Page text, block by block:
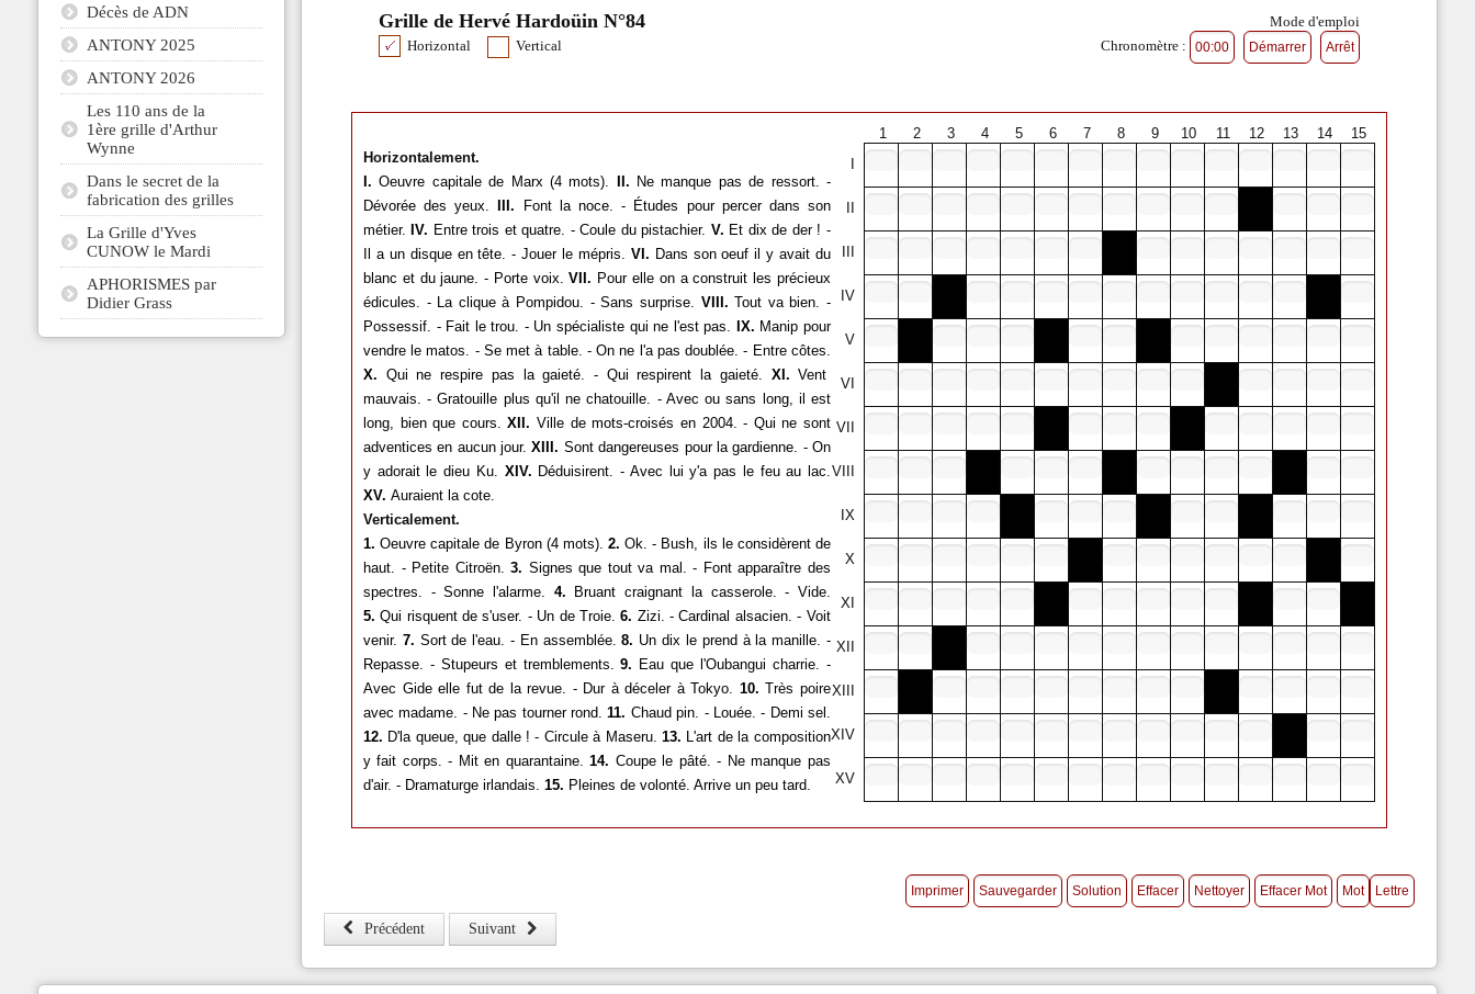
Grille de Hervé Hardoüin N°84
Mode d'emploi
Horizontal
Vertical Chronomètre :
1 2 3 4 5 6 7 8 9 10 11 12 13 14
15
IV
V
VI
VII
VIII
IX
X
XI
XII
XIII
XIV
XV
Horizontalement.
I. Oeuvre capitale de Marx (4 mots). II. Ne manque pas de ressort. -
Dévorée des yeux.
III. Font la noce. - Études pour percer dans son
métier.
IV. Entre trois et quatre. - Coule du pistachier. V. Et dix de der ! -
Il a un disque en tête. - Jouer le mépris.
VI. Dans son oeuf il y avait du
blanc et du jaune. - Porte voix. VII. Pour elle on a construit les précieux
édicules. - La clique à Pompidou. - Sans surprise.
VIII. Tout va bien. -
Possessif. - Fait le trou. - Un spécialiste qui ne l'est pas.
IX. Manip pour
vendre le matos. - Se met à table. - On ne l'a pas doublée. - Entre côtes.
X. Qui ne respire pas la gaieté. - Qui respirent la gaieté. XI. Vent
mauvais. - Gratouille plus qu'il ne chatouille. - Avec ou sans long, il est
long, bien que cours.
XII. Ville de mots-croisés en 2004. - Qui ne sont
adventices en aucun jour. XIII. Sont dangereuses pour la gardienne. - On
y adorait le dieu Ku.
XIV. Déduisirent. - Avec lui y'a pas le feu au lac.
XV. Auraient la cote.
Verticalement.
1. Oeuvre capitale de Byron (4 mots). 2. Ok. - Bush, ils le considèrent de
haut. - Petite Citroën. 3. Signes que tout va mal. - Font apparaître des
spectres. - Sonne l'alarme.
4. Bruant craignant la casserole. - Vide.
5. Qui risquent de s'user. - Un de Troie. 6. Zizi. - Cardinal alsacien. - Voit
venir. 7. Sort de l'eau. - En assemblée. 8. Un dix le prend à la manille. -
Repasse. - Stupeurs et tremblements.
9. Eau que l'Oubangui charrie. -
Avec Gide elle fut de la revue. - Dur à déceler à Tokyo.
10. Très poire
avec madame. - Ne pas tourner rond. 11. Chaud pin. - Louée. - Demi sel.
12. D'la queue, que dalle ! - Circule à Maseru. 13. L'art de la composition
y fait corps. - Mit en quarantaine. 14. Coupe le pâté. - Ne manque pas
d'air. - Dramaturge irlandais. 15. Pleines de volonté. Arrive un peu tard.
Précédent Suivant
Décès de ADN
ANTONY 2025
ANTONY 2026
Les 110 ans de la
1ère grille d'Arthur
Wynne
Dans le secret de la
fabrication des grilles
La Grille d'Yves
CUNOW le Mardi
APHORISMES par
Didier Grass